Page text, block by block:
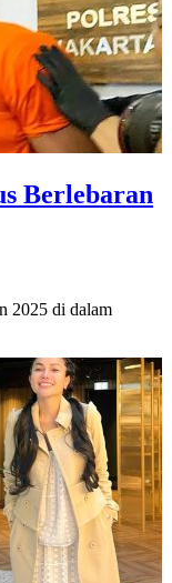
Berlebaran
2025 di dalam